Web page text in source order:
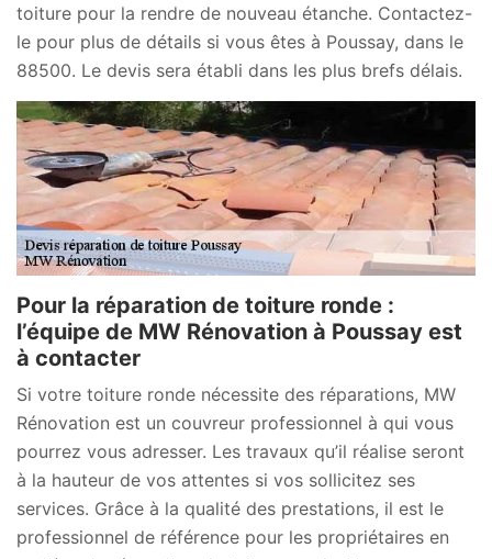
toiture pour la rendre de nouveau étanche. Contactez-
le pour plus de détails si vous êtes à Poussay, dans le
88500. Le devis sera établi dans les plus brefs délais.
Pour la réparation de toiture ronde :
l’équipe de MW Rénovation à Poussay est
à contacter
Si votre toiture ronde nécessite des réparations, MW
Rénovation est un couvreur professionnel à qui vous
pourrez vous adresser. Les travaux qu’il réalise seront
à la hauteur de vos attentes si vos sollicitez ses
services. Grâce à la qualité des prestations, il est le
professionnel de référence pour les propriétaires en